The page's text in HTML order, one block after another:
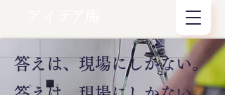
答えは、現場にしかない。